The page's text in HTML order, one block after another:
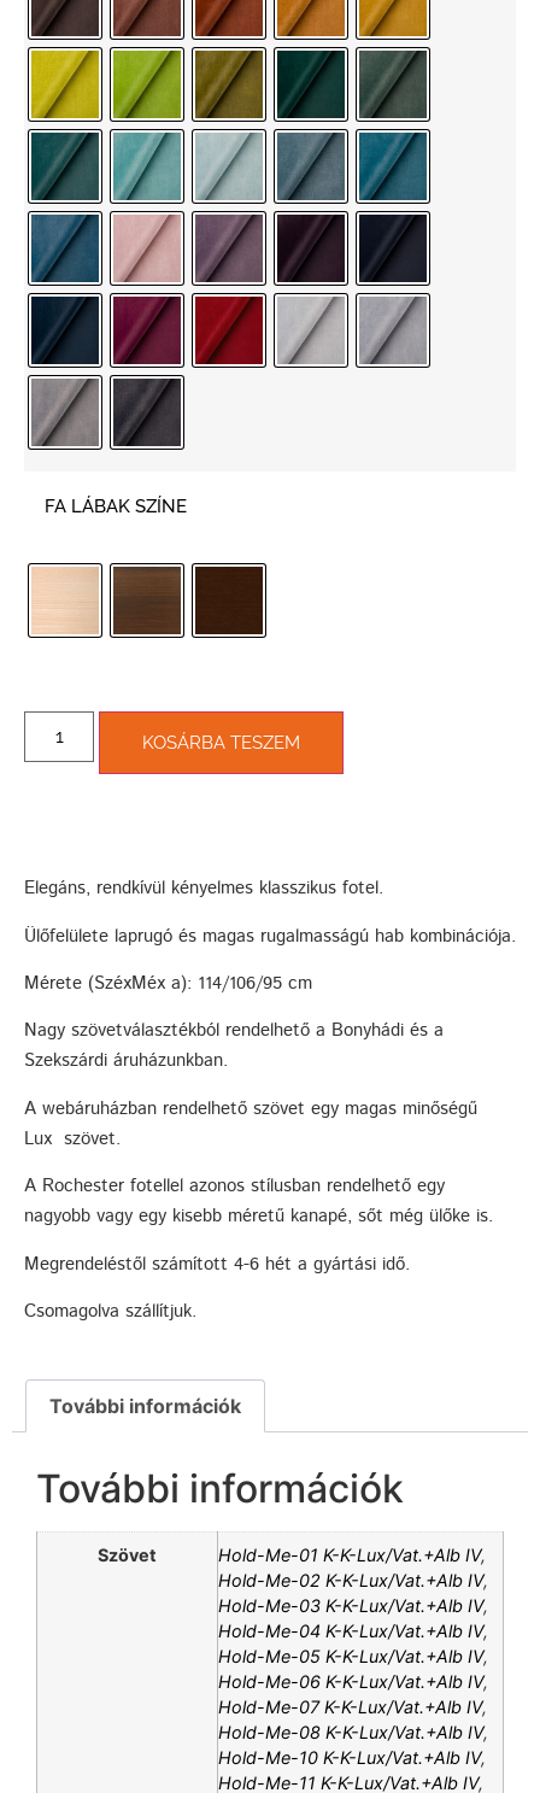
FA LÁBAK SZÍNE
KOSÁRBA TESZEM
Elegáns, rendkívül kényelmes klasszikus fotel.
Ülőfelülete laprugó és magas rugalmasságú hab kombinációja.
Mérete (SzéxMéx a): 114/106/95 cm
Nagy szövetválasztékból rendelhető a Bonyhádi és a
Szekszárdi áruházunkban.
A webáruházban rendelhető szövet egy magas minőségű
Lux szövet.
A Rochester fotellel azonos stílusban rendelhető egy
nagyobb vagy egy kisebb méretű kanapé, sőt még ülőke is.
Megrendeléstől számított 4-6 hét a gyártási idő.
Csomagolva szállítjuk.
További információk
További információk
Szövet Hold-Me-01 K-K-Lux/Vat.+Alb IV,
Hold-Me-02 K-K-Lux/Vat.+Alb IV,
Hold-Me-03 K-K-Lux/Vat.+Alb IV,
Hold-Me-04 K-K-Lux/Vat.+Alb IV,
Hold-Me-05 K-K-Lux/Vat.+Alb IV,
Hold-Me-06 K-K-Lux/Vat.+Alb IV,
Hold-Me-07 K-K-Lux/Vat.+Alb IV,
Hold-Me-08 K-K-Lux/Vat.+Alb IV,
Hold-Me-10 K-K-Lux/Vat.+Alb IV,
Hold-Me-11 K-K-Lux/Vat.+Alb IV,